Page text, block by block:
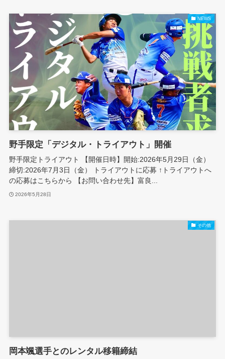
NEWS
野手限定「デジタル・トライアウト」開催
野手限定トライアウト 【開催日時】開始:2026年5月29日（金）
締切:2026年7月3日（金） トライアウトに応募 ↑トライアウトへ
の応募はこちらから 【お問い合わせ先】富良...
2026年5月28日
その他
岡本颯選手とのレンタル移籍締結